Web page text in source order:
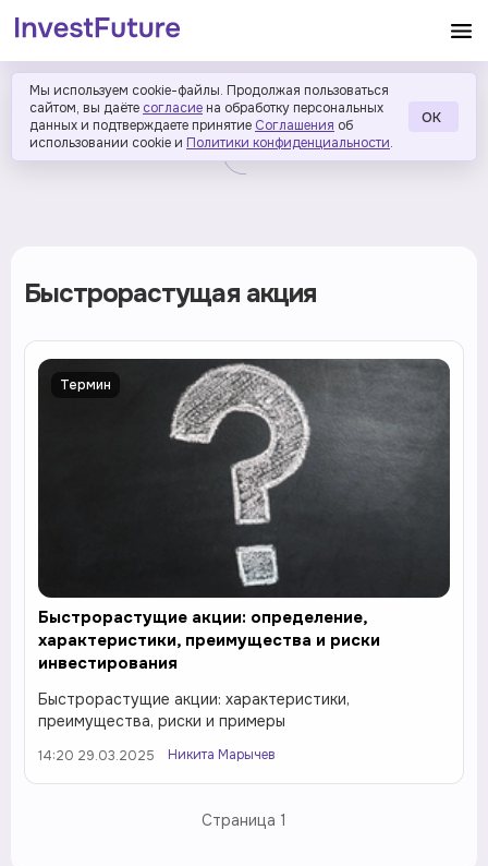
Мы используем cookie-файлы. Продолжая пользоваться
сайтом, вы даёте согласие на обработку персональных
данных и подтверждаете принятие Соглашения об
использовании cookie и Политики конфиденциальности.
ОК
Быстрорастущая акция
Термин
Быстрорастущие акции: определение,
характеристики, преимущества и риски
инвестирования
Быстрорастущие акции: характеристики,
преимущества, риски и примеры
14:20 29.03.2025 Никита Марычев
Страница 1